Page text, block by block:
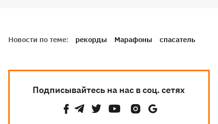
Новости по теме: рекорды Марафоны спасатель
Подписывайтесь на нас в соц. сетях